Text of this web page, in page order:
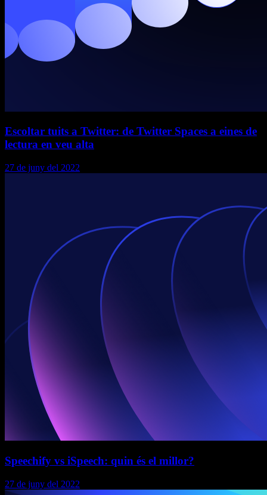
Escoltar tuits a Twitter: de Twitter Spaces a eines de
lectura en veu alta
27 de juny del 2022
Speechify vs iSpeech: quin és el millor?
27 de juny del 2022